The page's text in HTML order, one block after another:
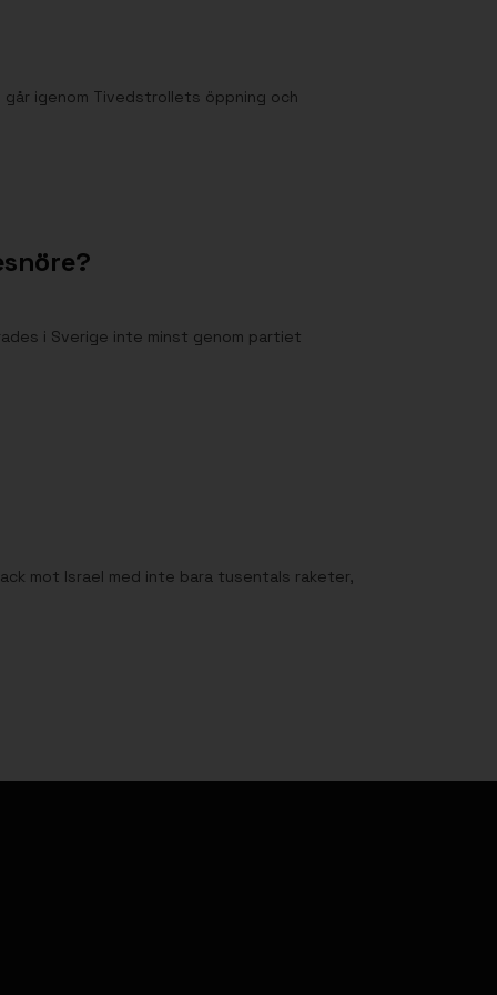
igenom Tivedstrollets öppning och
i Sverige inte minst genom partiet
mot Israel med inte bara tusentals raketer,